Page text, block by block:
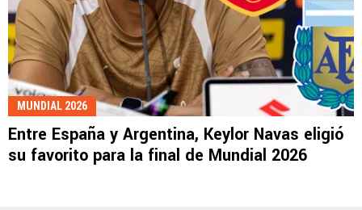
MUNDIAL 2026
Entre España y Argentina, Keylor Navas eligió
su favorito para la final de Mundial 2026